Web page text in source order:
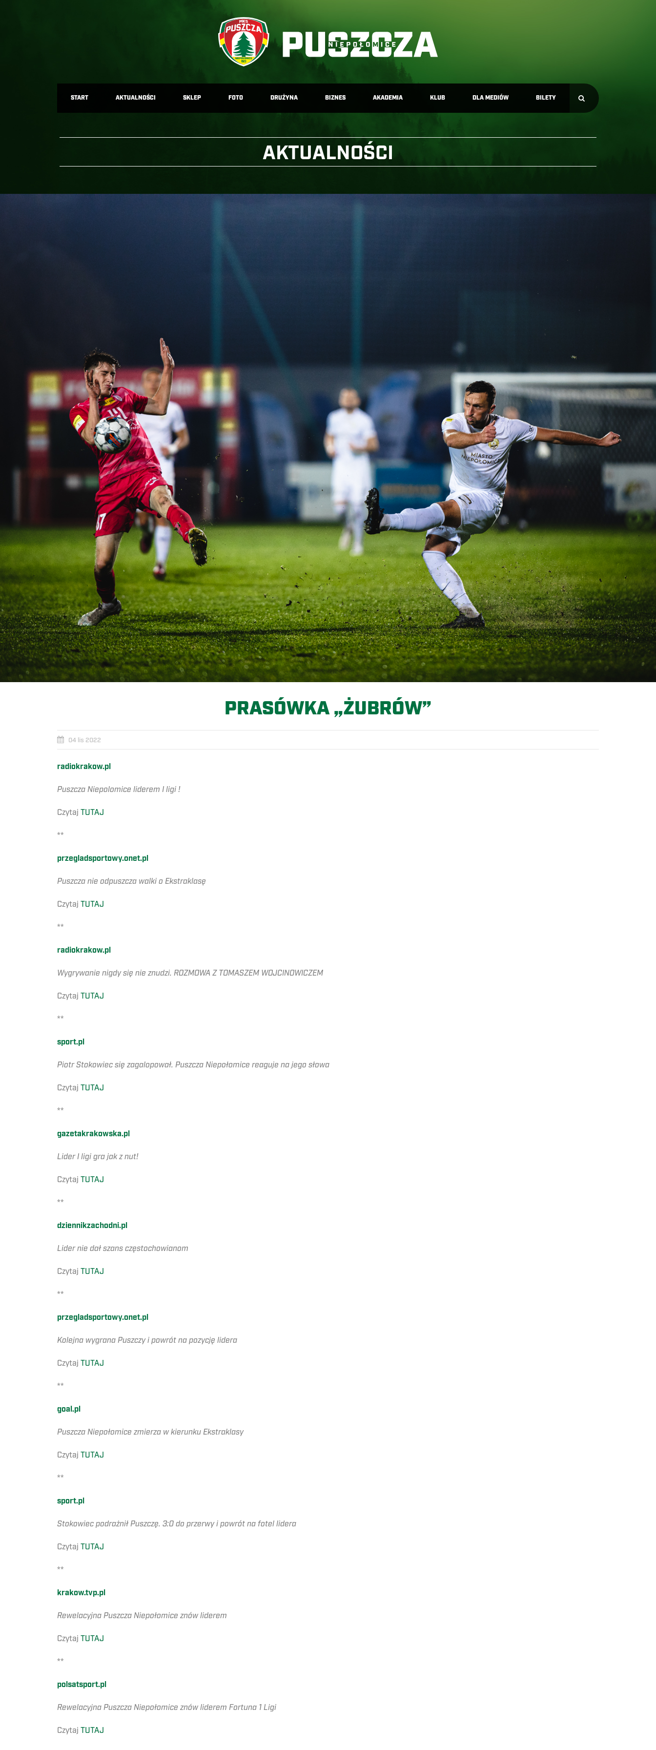
START AKTUALNOŚCI SKLEP FOTO DRUŻYNA BIZNES AKADEMIA KLUB DLA MEDIÓW BILETY
AKTUALNOŚCI
PRASÓWKA „ŻUBRÓW”
04 lis 2022
radiokrakow.pl
Puszcza Niepolomice liderem I ligi !
Czytaj TUTAJ
**
przegladsportowy.onet.pl
Puszcza nie odpuszcza walki o Ekstraklasę
Czytaj TUTAJ
**
radiokrakow.pl
Wygrywanie nigdy się nie znudzi. ROZMOWA Z TOMASZEM WOJCINOWICZEM
Czytaj TUTAJ
**
sport.pl
Piotr Stokowiec się zagalopował. Puszcza Niepołomice reaguje na jego słowa
Czytaj TUTAJ
**
gazetakrakowska.pl
Lider I ligi gra jak z nut!
Czytaj TUTAJ
**
dziennikzachodni.pl
Lider nie dał szans częstochowianom
Czytaj TUTAJ
**
przegladsportowy.onet.pl
Kolejna wygrana Puszczy i powrót na pozycję lidera
Czytaj TUTAJ
**
goal.pl
Puszcza Niepołomice zmierza w kierunku Ekstraklasy
Czytaj TUTAJ
**
sport.pl
Stokowiec podrażnił Puszczę. 3:0 do przerwy i powrót na fotel lidera
Czytaj TUTAJ
**
krakow.tvp.pl
Rewelacyjna Puszcza Niepołomice znów liderem
Czytaj TUTAJ
**
polsatsport.pl
Rewelacyjna Puszcza Niepołomice znów liderem Fortuna 1 Ligi
Czytaj TUTAJ